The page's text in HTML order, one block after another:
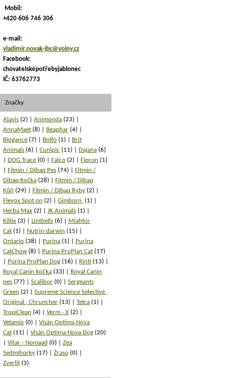
Mobil:
+420 606 746 306
e-mail:
vladimir.novak-jbc@volny.cz
Facebook:
chovatelsképotřebyjablonec
IČ: 63762773
Značky
Alavis (2) Animonda (23)
AnnaMaet (8) Beaphar (4)
Biogance (7) Bolfo (1)
Brit
Animals (6) Cunipic (11) Dajana (6)
DOG Trace (0) Falco (2) Fipron (1)
Fitmin / Dibaq Pes (74)
Fitmin /
Dibaq Kočka (28)
Fitmin / Dibaq
Kůň (29) Fitmin / Dibaq Ryby (2)
Flevox Spot on (2) Gimborn
(1)
Herba Max (2) JK Animals (1)
Kiltix (3) Lintbells (6)
MiaMor
Cat (1) Nutrin-darwin (15)
Ontario (38) Purina (1)
Purina
CatChow (8) Purina ProPlan Cat (17)
Purina ProPlan Dog (16) Rinti (13)
Royal Canin kočka (33)
Royal Canin
pes (77) Scalibor (0)
Sergeants
Green (2)
Supreme Science Selective ,
Original , Chruncher (13) Tetra (1)
TropiClean (4) Verm - X (2)
Vetamix (0)
Visán Optima Nova
Cat (11) Visán Optima Nova Dog (20)
Vitar - Nomaad (0)
Zea
Sedmihorky (17) Žraso (0)
Zverlit (3)